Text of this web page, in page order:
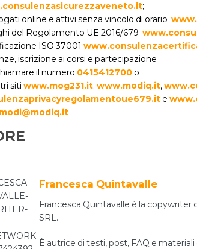
;
online e attivi senza vincolo di orario
del Regolamento UE 2016/679
ISO 37001
iscrizione ai corsi e partecipazione
il numero 0415412700 o
siti www.mog231.it; www.modiq.it,
e
modi@modiq.it
Francesca Quintavalle
Francesca Quintavalle è la
SRL.
È autrice di testi, post, FAQ e